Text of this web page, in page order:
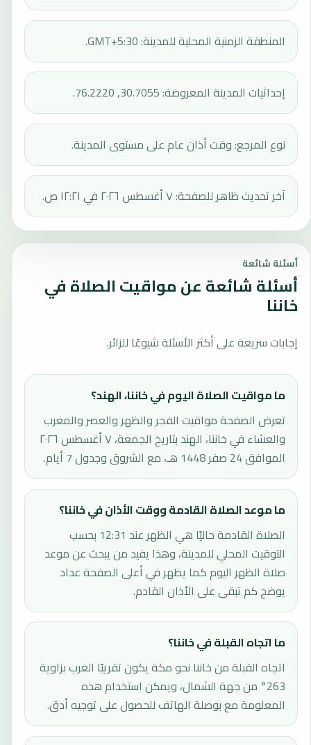
المنطقة الزمنية المحلية للمدينة: GMT+5:30.
إحداثيات المدينة المعروضة: 30.7055, 76.2220.
نوع المرجع: وقت أذان عام على مستوى المدينة.
آخر تحديث ظاهر للصفحة: ٧ أغسطس ٢٠٢٦ في ١٢:٢١ ص.
أسئلة شائعة
أسئلة شائعة عن مواقيت الصلاة في
خاننا
إجابات سريعة على أكثر الأسئلة شيوعًا للزائر.
ما مواقيت الصلاة اليوم في خاننا، الهند؟
تعرض الصفحة مواقيت الفجر والظهر والعصر والمغرب
والعشاء في خاننا، الهند بتاريخ الجمعة، ٧ أغسطس ٢٠٢٦
الموافق 24 صفر 1448 هـ، مع الشروق وجدول 7 أيام.
ما موعد الصلاة القادمة ووقت الأذان في خاننا؟
الصلاة القادمة حاليًا هي الظهر عند 12:31 بحسب
التوقيت المحلي للمدينة، وهذا يفيد من يبحث عن موعد
صلاة الظهر اليوم كما يظهر في أعلى الصفحة عداد
يوضح كم تبقى على الأذان القادم.
ما اتجاه القبلة في خاننا؟
اتجاه القبلة من خاننا نحو مكة يكون تقريبًا الغرب بزاوية
263° من جهة الشمال، ويمكن استخدام هذه
المعلومة مع بوصلة الهاتف للحصول على توجيه أدق.